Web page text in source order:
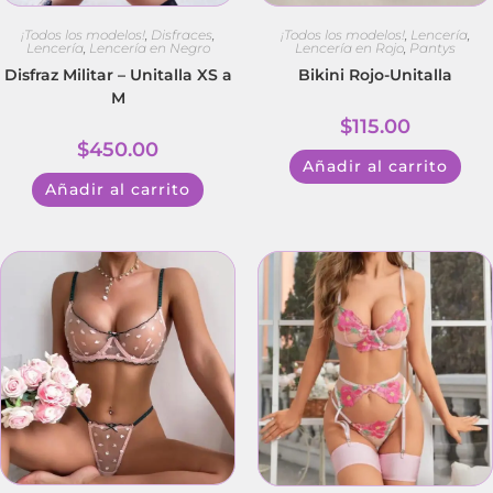
¡Todos los modelos! Disfraces
Lencería, Lencería en Negro
Disfraz Militar – Unitalla XS a
M
$450.00
Añadir al carrito
¡Todos los modelos! Lencería
Lencería en Rojo Pantys
Bikini Rojo-Unitalla
$115.00
Añadir al carrito